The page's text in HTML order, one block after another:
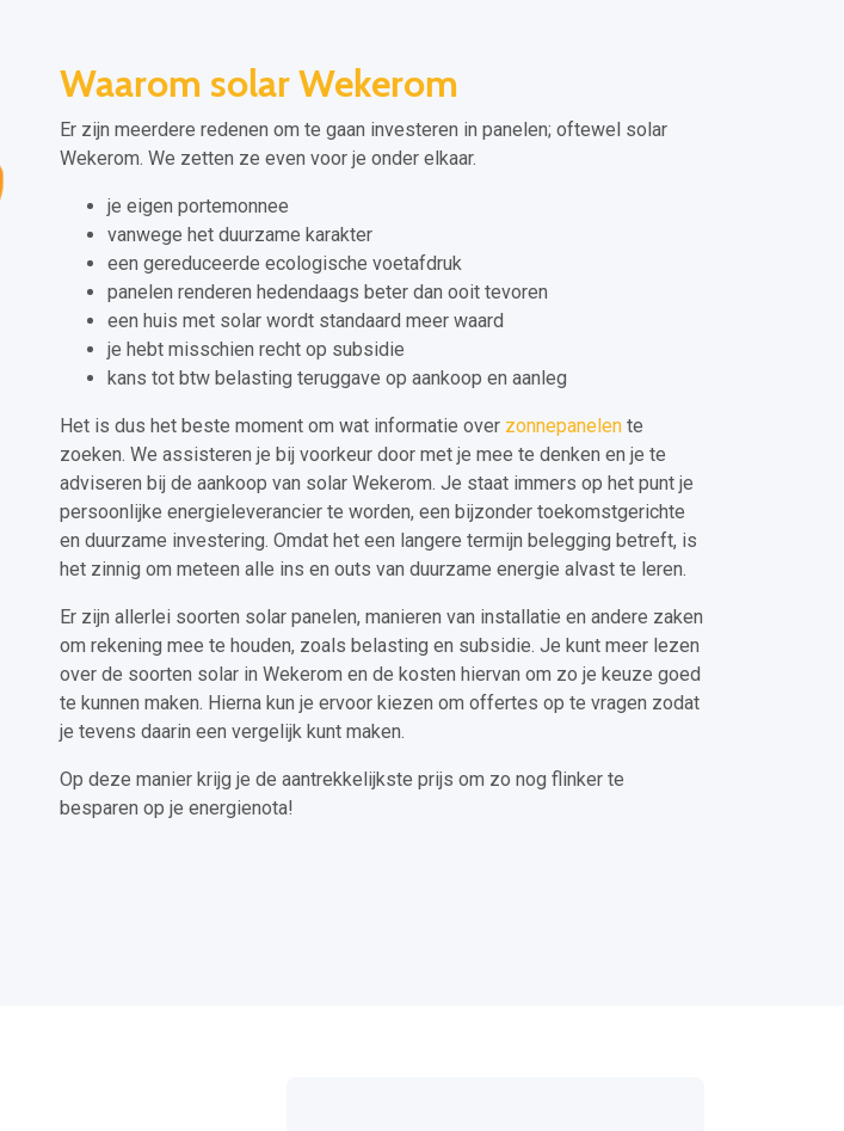
Waarom solar Wekerom
Er zijn meerdere redenen om te gaan investeren in panelen; oftewel solar
Wekerom. We zetten ze even voor je onder elkaar.
je eigen portemonnee
vanwege het duurzame karakter
een gereduceerde ecologische voetafdruk
panelen renderen hedendaags beter dan ooit tevoren
een huis met solar wordt standaard meer waard
je hebt misschien recht op subsidie
kans tot btw belasting teruggave op aankoop en aanleg
Het is dus het beste moment om wat informatie over zonnepanelen te
zoeken. We assisteren je bij voorkeur door met je mee te denken en je te
adviseren bij de aankoop van solar Wekerom. Je staat immers op het punt je
persoonlijke energieleverancier te worden, een bijzonder toekomstgerichte
en duurzame investering. Omdat het een langere termijn belegging betreft, is
het zinnig om meteen alle ins en outs van duurzame energie alvast te leren.
Er zijn allerlei soorten solar panelen, manieren van installatie en andere zaken
om rekening mee te houden, zoals belasting en subsidie. Je kunt meer lezen
over de soorten solar in Wekerom en de kosten hiervan om zo je keuze goed
te kunnen maken. Hierna kun je ervoor kiezen om offertes op te vragen zodat
je tevens daarin een vergelijk kunt maken.
Op deze manier krijg je de aantrekkelijkste prijs om zo nog flinker te
besparen op je energienota!